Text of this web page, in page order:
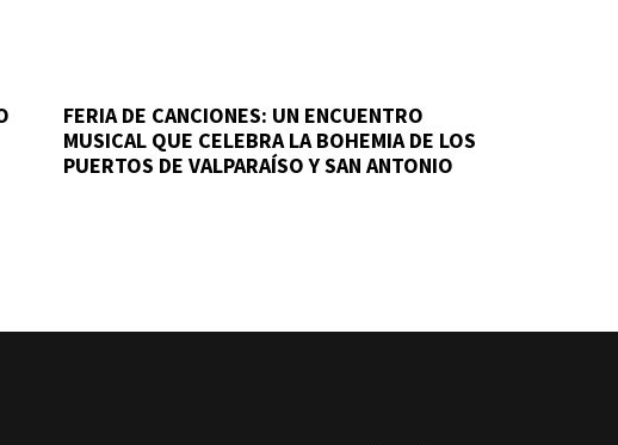
FERIA DE CANCIONES: UN ENCUENTRO
MUSICAL QUE CELEBRA LA BOHEMIA DE LOS
PUERTOS DE VALPARAÍSO Y SAN ANTONIO